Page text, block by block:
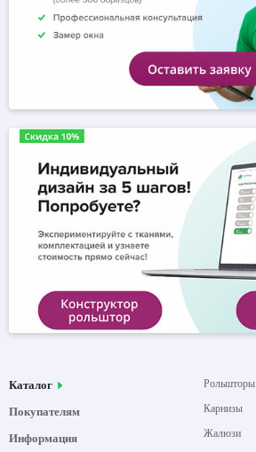
Каталог
Покупателям
Информация
Рольшторы
Карнизы
Жалюзи